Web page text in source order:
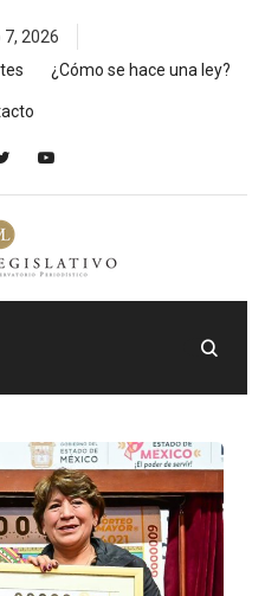
2026
¿Cómo se hace una ley?